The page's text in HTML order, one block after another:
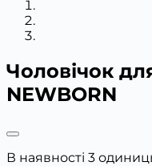
Чоловічок
NEWBORN
В наявності 3